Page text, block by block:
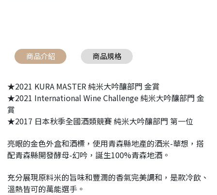
商品介紹 商品規格
★2021 KURA MASTER 純米大吟釀部門 金賞
★2021 International Wine Challenge 純米大吟釀部門 金
賞
★2017 日本秋季全國酒類競賽 純米大吟釀部門 第一位
亮眼的金色外盒和酒標，使用青森縣地產的酒米-華想，搭
配青森縣開發酵母-幻吟，誕生100%青森地酒。
充分展現原料米的旨味和豐潤的香氣完美調和，是款冷飲、
溫熱皆可的萬能選手。